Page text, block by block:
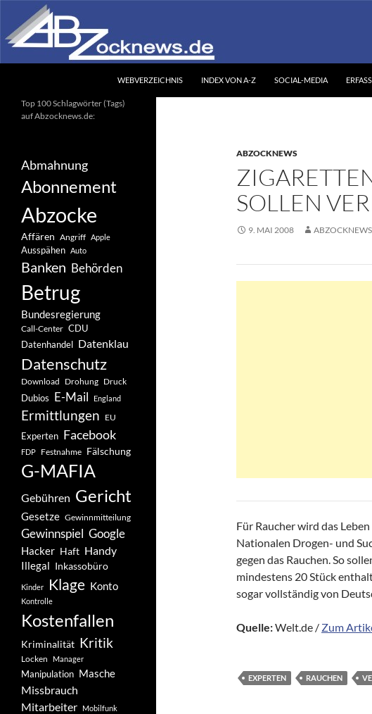
Inhalt
springen
WEBVERZEICHNIS INDEX VON A-Z SOCIAL-MEDIA
ABZOCKNEWS
SOLLEN
9. MAI 2008 ABZOCKNEWS
Für Raucher wird das
Nationalen Drogen- und
gegen das Rauchen. So
mindestens 20 Stück
sogar vollständig von
Quelle:Welt.de / Zum
EXPERTEN RAUCHEN
Ihr unabhängiges
Informationsportal
Top 100 Schlagwörter (Tags)
auf Abzocknews.de:
Abmahnung
Abonnement
Abzocke
Affären Angriff Apple
Ausspähen Auto
Banken Behörden
Betrug
Bundesregierung
Call-Center CDU
Datenhandel Datenklau
Datenschutz
Download Drohung Druck
Dubios E-Mail England
Ermittlungen EU
Experten Facebook
FDP Festnahme Fälschung
G-MAFIA
Gebühren Gericht
Gesetze Gewinnmitteilung
Gewinnspiel Google
Hacker Haft Handy
Illegal Inkassobüro
Kinder Klage Konto
Kontrolle
Kostenfallen
Kriminalität Kritik
Locken Manager
Manipulation Masche
Missbrauch
Mitarbeiter
Mobilfunk